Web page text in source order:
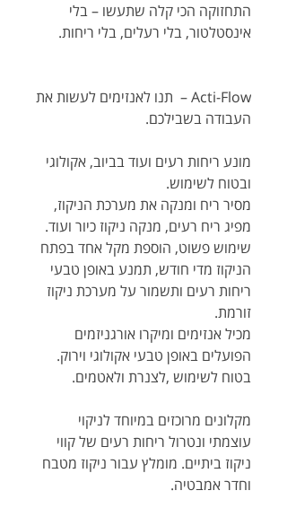
התחזוקה הכי קלה שתעשו – בלי
אינסטלטור, בלי רעלים, בלי ריחות.
Acti-Flow –
תנו לאנזימים לעשות את
העבודה בשבילכם.
מונע ריחות רעים ועוד בביוב, אקולוגי
ובטוח לשימוש.
מסיר ריח ומנקה את מערכת הניקוז,
מפיג ריח רעים, מנקה ניקוז כיור ועוד.
שימוש פשוט, הוספת מקל אחד בפתח
הניקוז מדי חודש, תמנע באופן טבעי
ריחות רעים ותשמור על מערכת ניקוז
זורמת.
מכיל אנזימים ומיקרו אורגניזמים
הפועלים באופן טבעי אקולוגי וירוק.
בטוח לשימוש ,לצנרת ולאטמים.
מקלונים מרוכזים במיוחד לניקוי
עוצמתי ונטרול ריחות רעים של קווי
ניקוז ביתיים. מומלץ עבור ניקוז מטבח
וחדר אמבטיה.